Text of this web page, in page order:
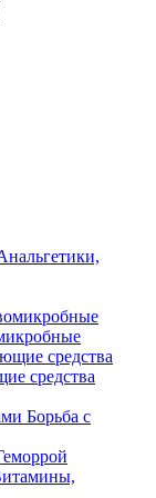
средства
Борьба с